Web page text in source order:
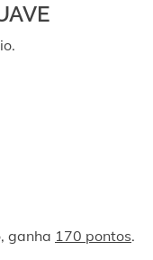
ganha 170 pontos.